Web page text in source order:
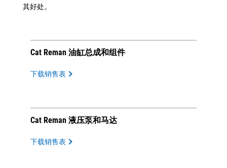
其好处。
Cat Reman 油缸总成和组件
下载销售表
Cat Reman 液压泵和马达
下载销售表